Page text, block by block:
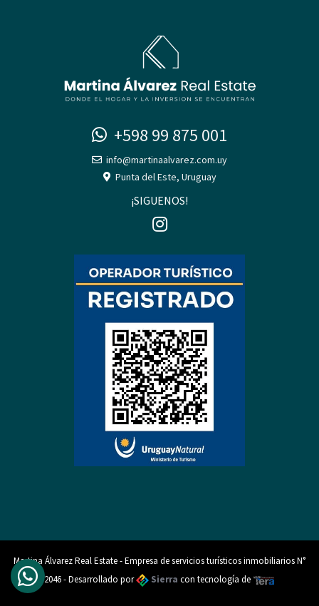
+598 99 875 001
info@martinaalvarez.com.uy
Punta del Este, Uruguay
¡SIGUENOS!
Martina Álvarez Real Estate - Empresa de servicios turísticos inmobiliarios N°
2046 - Desarrollado por
Sierra con tecnología de